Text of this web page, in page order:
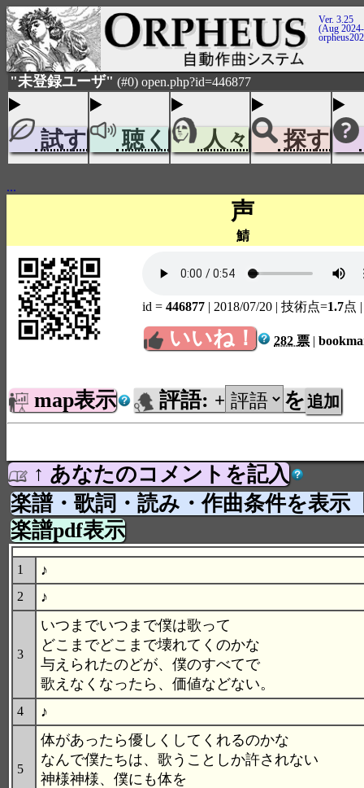
Ver. 3.25
(Aug
"未登録ユーザ" (#0) open.php?id=446877
試す 聴く 人々 探す
...
声
鯖
id = 446877 | 2018/07/20 | 技術点=1.7点
いいね！ 282 票 |
map表示 評語: + を
↑ あなたのコメントを記入
楽譜・歌詞・読み・作曲条件を表示
楽譜pdf表示
1 ♪
2 ♪
3
いつまでいつまで僕は歌って
どこまでどこまで壊れてくのかな
与えられたのどが、僕のすべてで
歌えなくなったら、価値などない。
4 ♪
5
体があったら優しくしてくれるのかな
なんで僕たちは、歌うことしか許されない
神様神様、僕にも体を